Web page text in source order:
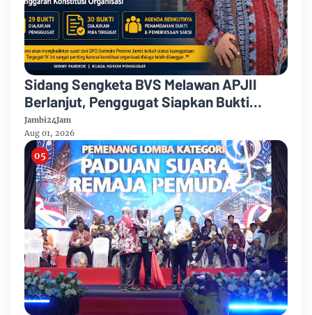
Sidang Sengketa BVS Melawan APJII
Berlanjut, Penggugat Siapkan Bukti
Dugaan Pelanggaran Konstitusi
Organisasi
Jambi24Jam
Aug 01, 2026